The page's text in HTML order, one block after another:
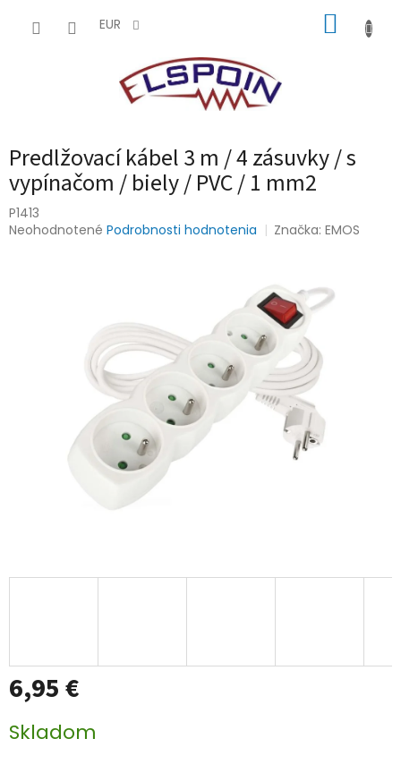
EUR
Predlžovací kábel 3 m / 4 zásuvky / s
vypínačom / biely / PVC / 1 mm2
P1413
Priemerné
Neohodnotené Podrobnosti hodnotenia Značka:EMOS
6,95 €
cena:
Skladom